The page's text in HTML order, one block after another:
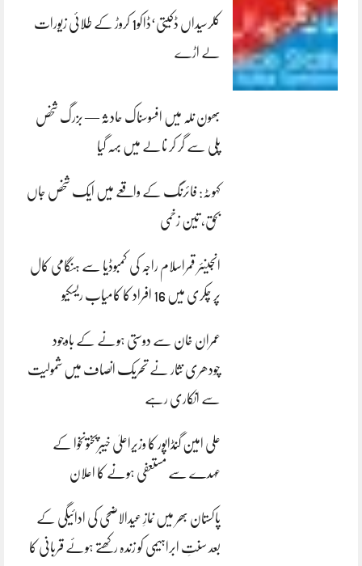
کلرسیداں ڈکیتی‘ڈاکو1 کروڑ کے طلائی زیورات
لے اڑے
بھون نلہ میں افسوسناک حادثہ — بزرگ شخص
پلی سے گر کر نالے میں بہہ گیا
کہوٹہ: فائرنگ کے واقعے میں ایک شخص جاں
بحق، تین زخمی
انجینئر قمراسلام راجہ کی کمبوڈیا سے ہنگامی کال
پر چکری میں 16 افراد کا کامیاب ریسکیو
عمران خان سے دوستی ہونے کے باوجود
چودھری نثار نے تحریک انصاف میں شمولیت
سے انکاری رہے
علی امین گنڈاپور کا وزیراعلیٰ خیبرپختونخوا کے
عہدے سے مستعفی ہونے کا اعلان
پاکستان بھر میں نمازِ عیدالاضحی کی ادائیگی کے
بعد سنتِ ابراہیمی کو زندہ رکھتے ہوئے قربانی کا